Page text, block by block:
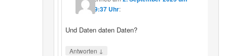
19:37 Uhr:
Und Daten daten Daten?
Antworten ↓